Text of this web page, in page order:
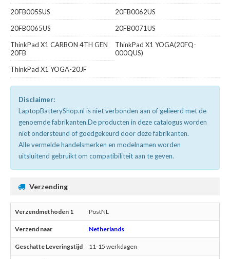
20FB005SUS
20FB0062US
20FB0065US
20FB0071US
ThinkPad X1 CARBON 4TH GEN
20FB
ThinkPad X1 YOGA(20FQ-
000QUS)
ThinkPad X1 YOGA-20JF
Disclaimer:
LaptopBatteryShop.nl is niet verbonden aan of gelieerd met de
genoemde fabrikanten.De producten in deze catalogus worden
niet ondersteund of goedgekeurd door deze fabrikanten.
Alle vermelde handelsmerken en modelnamen worden
uitsluitend gebruikt om compatibiliteit aan te geven.
Verzending
PostNL
Netherlands
11-15 werkdagen